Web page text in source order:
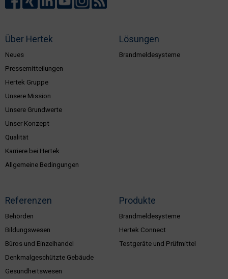
Über Hertek
Neues
Pressemitteilungen
Hertek Gruppe
Unsere Mission
Unsere Grundwerte
Unser Konzept
Qualität
Karriere bei Hertek
Allgemeine Bedingungen
Lösungen
Brandmeldesysteme
Referenzen
Behörden
Bildungswesen
Büros und Einzelhandel
Denkmalgeschützte Gebäude
Gesundheitswesen
Produkte
Brandmeldesysteme
Hertek Connect
Testgeräte und Prüfmittel